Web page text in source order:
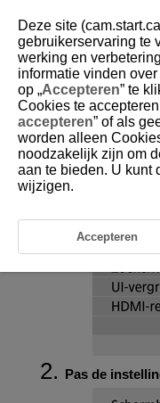
D101-182
Selecteer [ :
Pas de
Deze site
gebruikerservaring te
werking en
informatie vinden
op „Accepteren” te
Cookies te
accepteren” of als
worden alleen
noodzakelijk zijn om
aan te bieden. U kunt
wijzigen.
Accepteren